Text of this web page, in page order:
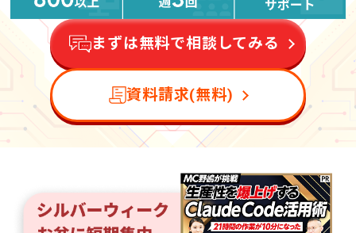
まずは無料で相談してみる
資料請求(無料)